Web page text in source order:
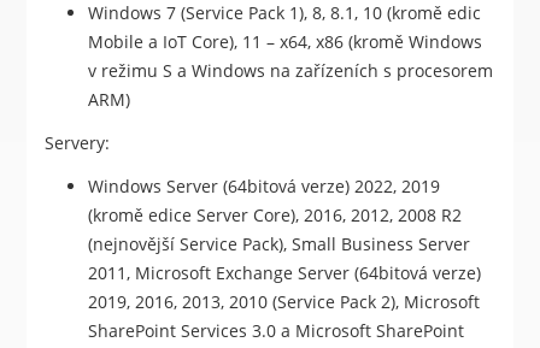
Windows 7 (Service Pack 1), 8, 8.1, 10 (kromě edic
Mobile a IoT Core), 11 – x64, x86 (kromě Windows
v režimu S a Windows na zařízeních s procesorem
ARM)
Servery:
Windows Server (64bitová verze) 2022, 2019
(kromě edice Server Core), 2016, 2012, 2008 R2
(nejnovější Service Pack), Small Business Server
2011, Microsoft Exchange Server (64bitová verze)
2019, 2016, 2013, 2010 (Service Pack 2), Microsoft
SharePoint Services 3.0 a Microsoft SharePoint